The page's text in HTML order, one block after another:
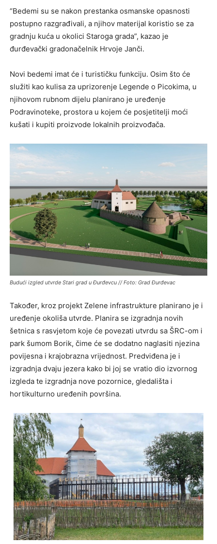
“Bedemi su se nakon prestanka osmanske opasnosti
postupno razgrađivali, a njihov materijal koristio se za
gradnju kuća u okolici Staroga grada”, kazao je
đurđevački gradonačelnik Hrvoje Janči.
Novi bedemi imat će i turističku funkciju. Osim što će
služiti kao kulisa za uprizorenje Legende o Picokima, u
njihovom rubnom dijelu planirano je uređenje
Podravinoteke, prostora u kojem će posjetitelji moći
kušati i kupiti proizvode lokalnih proizvođača.
Budući izgled utvrde Stari grad u Đurđevcu // Foto: Grad Đurđevac
Također, kroz projekt Zelene infrastrukture planirano je i
uređenje okoliša utvrde. Planira se izgradnja novih
šetnica s rasvjetom koje će povezati utvrdu sa ŠRC-om i
park šumom Borik, čime će se dodatno naglasiti njezina
povijesna i krajobrazna vrijednost. Predviđena je i
izgradnja dvaju jezera kako bi joj se vratio dio izvornog
izgleda te izgradnja nove pozornice, gledališta i
hortikulturno uređenih površina.